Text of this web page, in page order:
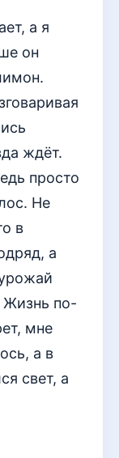
а я
он
ждёт.
просто
Не
в
а
Жизнь по-
мне
а в
свет, а